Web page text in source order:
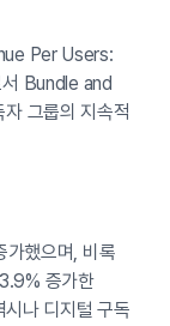
Per Users:
서 Bundle and
그룹의 지속적
했으며, 비록
증가한
나 디지털 구독